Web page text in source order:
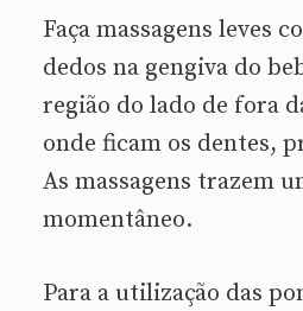
Faça massagens leves
dedos na gengiva do
região do lado de fora
onde ficam os dentes,
As massagens trazem
momentâneo.
Para a utilização das